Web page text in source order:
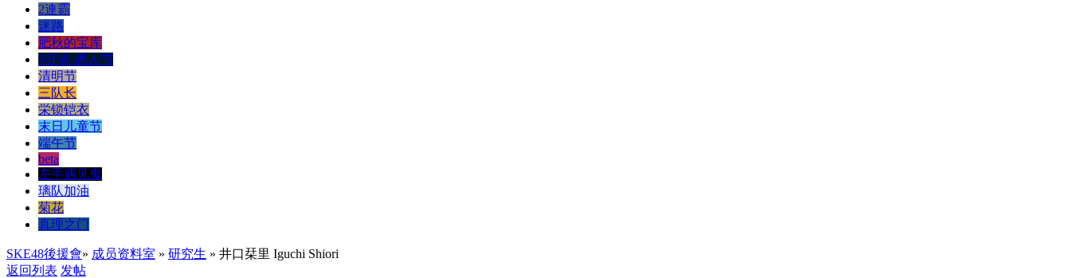
2連霸
迷路
肥秋的宝库
S开衣-愚人节
清明节
三队长
栄锁铠衣
末日儿童节
端午节
beta
左手遇见鬼
璃队加油
菊花
真理之门
SKE48後援會» 成员资料室 » 研究生 » 井口栞里 Iguchi Shiori
返回列表 发帖